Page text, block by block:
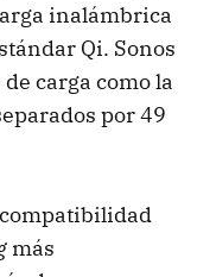
inalámbrica
Qi. Sonos
carga como la
por 49
más